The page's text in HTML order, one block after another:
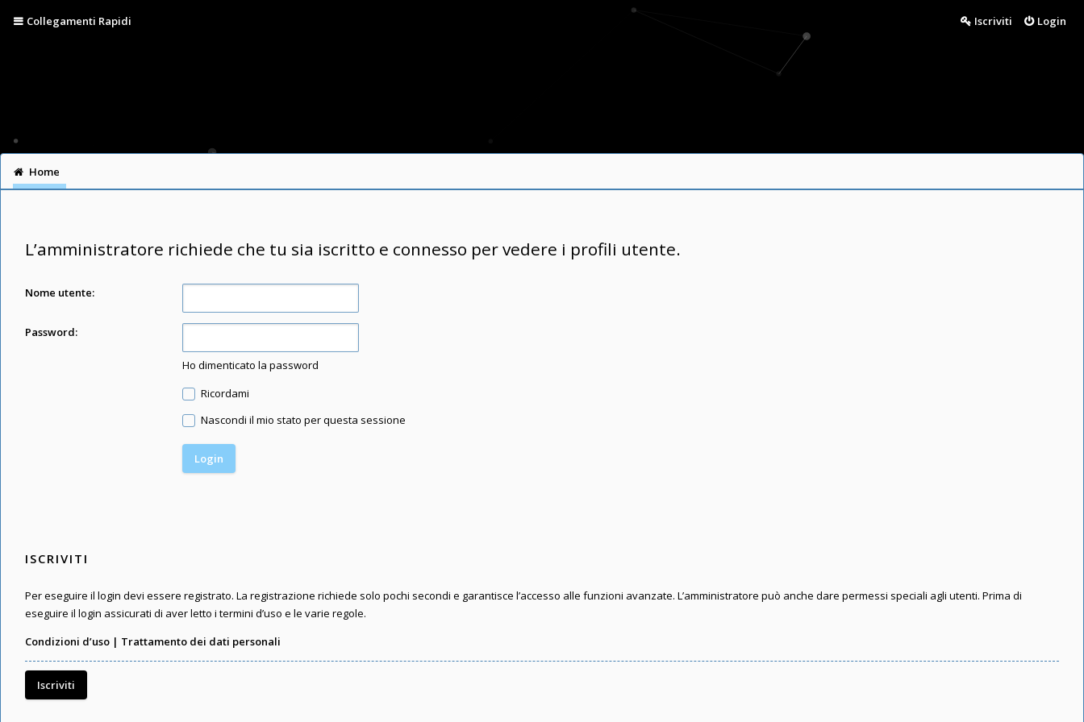
Collegamenti Rapidi Login
Iscriviti
Home
L’amministratore richiede che tu sia iscritto e connesso per vedere i profili utente.
Nome utente:
Password:
Ho dimenticato la password
Ricordami
Nascondi il mio stato per questa sessione
ISCRIVITI
Per eseguire il login devi essere registrato. La registrazione richiede solo pochi secondi e garantisce l’accesso alle funzioni avanzate. L’amministratore può anche dare permessi speciali agli utenti. Prima di
eseguire il login assicurati di aver letto i termini d’uso e le varie regole.
Condizioni d’uso | Trattamento dei dati personali
Iscriviti